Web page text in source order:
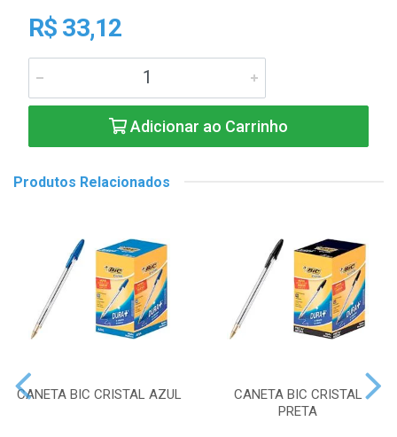
R$ 33,12
Adicionar ao Carrinho
Produtos Relacionados
CANETA BIC CRISTAL AZUL
CANETA BIC CRISTAL
PRETA